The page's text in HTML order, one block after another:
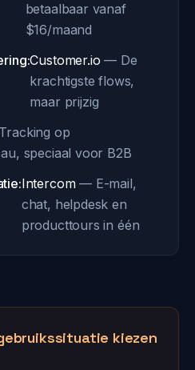
betaalbaar vanaf
$16/maand
Customer.io — De
krachtigste flows,
maar prijzig
op
speciaal voor B2B
Intercom— E-mail,
chat, helpdesk en
producttours in één
kiezen